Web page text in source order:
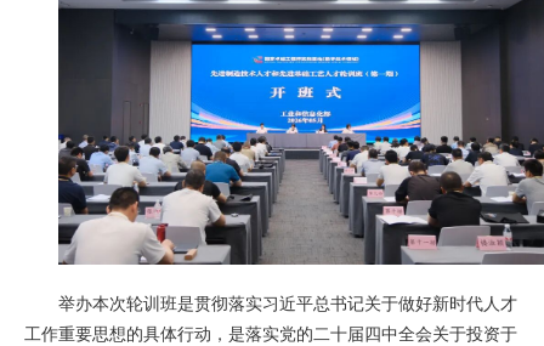
举办本次轮训班是贯彻落实习近平总书记关于做好新时代人才
工作重要思想的具体行动，是落实党的二十届四中全会关于投资于